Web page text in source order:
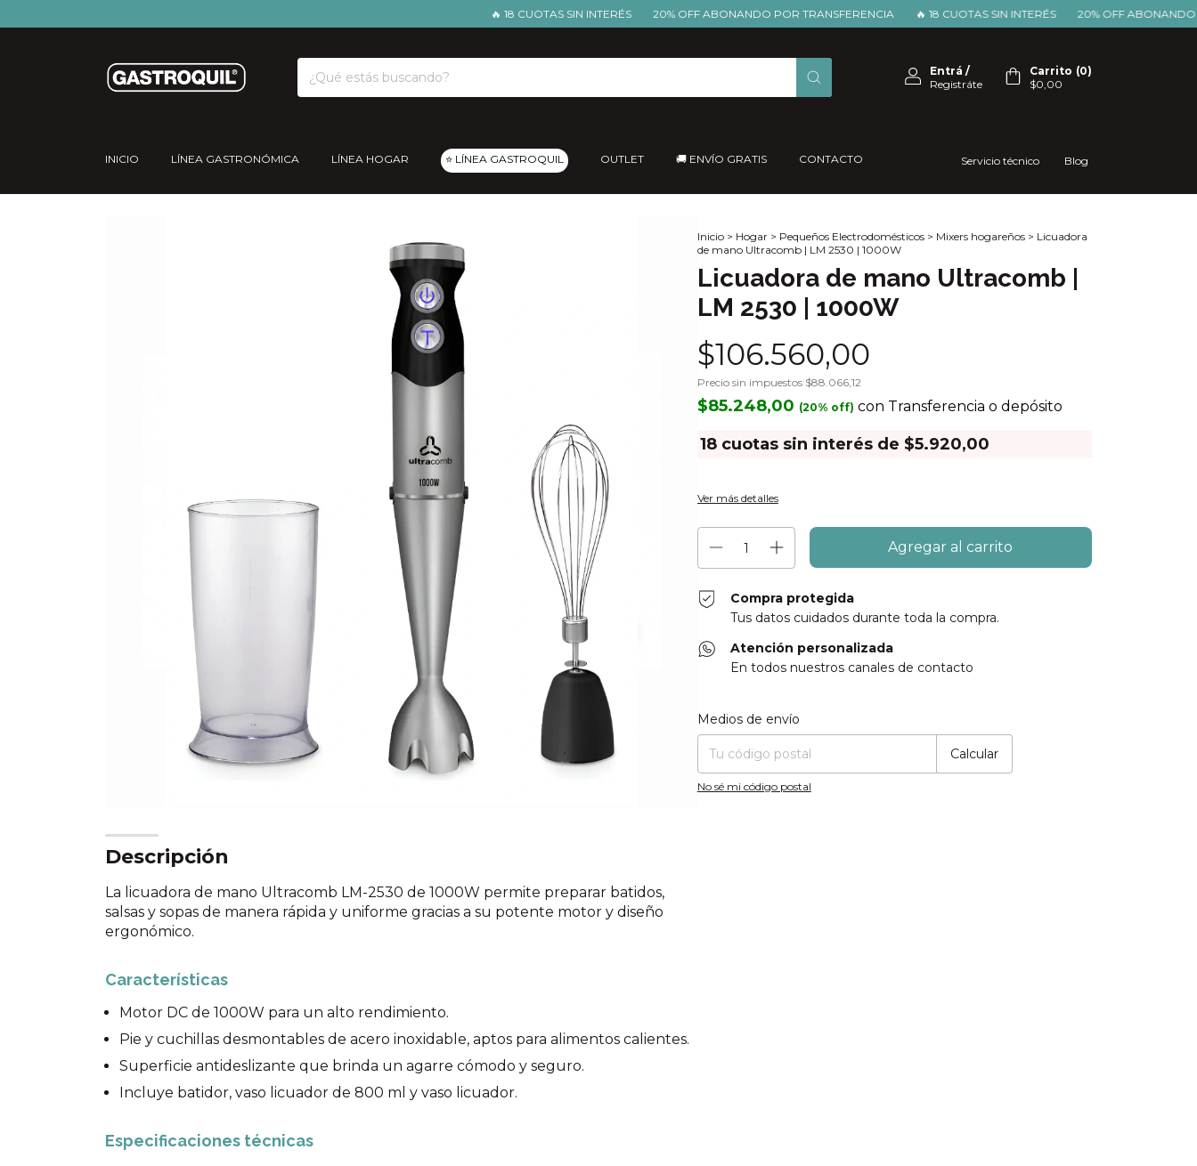
🔥 18 CUOTAS SIN INTERÉS 20% OFF ABONANDO POR TRANSFERENCIA 🔥 18 CUOTAS SIN INTERÉS 20% OFF ABONANDO POR
Entrá /
Registráte
Carrito (0)
$0,00
INICIO LÍNEA GASTRONÓMICA LÍNEA HOGAR ⭐ LÍNEA GASTROQUIL OUTLET 🚚 ENVÍO GRATIS CONTACTO Servicio técnico Blog
Inicio > Hogar > Pequeños Electrodomésticos > Mixers hogareños > Licuadora
de mano Ultracomb | LM 2530 | 1000W
Licuadora de mano Ultracomb |
LM 2530 | 1000W
$106.560,00
Precio sin impuestos $88.066,12
$85.248,00 con Transferencia o depósito
18 cuotas sin interés de $5.920,00
Ver más detalles
Compra protegida
Tus datos cuidados durante toda la compra.
Atención personalizada
En todos nuestros canales de contacto
Entregas para el CP:
Medios de envío
Calcular
No sé mi código postal
Descripción
La licuadora de mano Ultracomb LM-2530 de 1000W permite preparar batidos,
salsas y sopas de manera rápida y uniforme gracias a su potente motor y diseño
ergonómico.
Características
Motor DC de 1000W para un alto rendimiento.
Pie y cuchillas desmontables de acero inoxidable, aptos para alimentos calientes.
Superficie antideslizante que brinda un agarre cómodo y seguro.
Incluye batidor, vaso licuador de 800 ml y vaso licuador.
Especificaciones técnicas